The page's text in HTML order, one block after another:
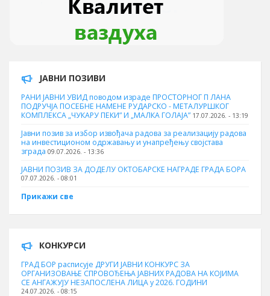
ЈАВНИ ПОЗИВИ
РАНИ ЈАВНИ УВИД поводом израде ПРОСТОРНОГ П ЛАНА
ПОДРУЧЈА ПОСЕБНЕ НАМЕНЕ РУДАРСКО - МЕТАЛУРШКОГ
КОМПЛЕКСА „ЧУКАРУ ПЕКИ” И „МАЛКА ГОЛАЈА” 17.07.2026. - 13:19
Јавни позив за избор извођача радова за реализацију радова
на инвестиционом одржавању и унапређењу својстава
зграда 09.07.2026. - 13:36
ЈАВНИ ПОЗИВ ЗА ДОДЕЛУ ОКТOБАРСКЕ НАГРАДЕ ГРАДА БОРА
07.07.2026. - 08:01
Прикажи све
КОНКУРСИ
ГРАД БОР расписује ДРУГИ ЈАВНИ КОНКУРС ЗА
ОРГАНИЗОВАЊЕ СПРОВОЂЕЊА ЈАВНИХ РАДОВА НА КОЈИМА
СЕ АНГАЖУЈУ НЕЗАПОСЛЕНА ЛИЦА у 2026. ГОДИНИ
24.07.2026. - 08:15